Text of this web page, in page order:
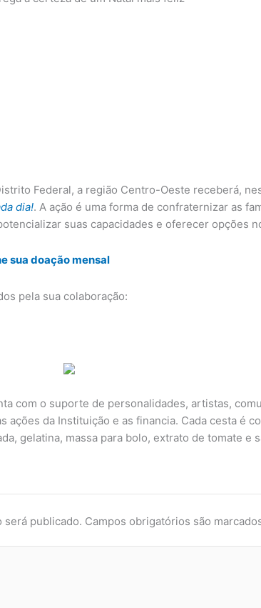
Federal, a região Centro-Oeste receberá,
dia!. A ação é uma forma de confraternizar as
suas capacidades e oferecer opções
sua doação mensal
pela sua colaboração:
com o suporte de personalidades, artistas,
ações da Instituição e as financia. Cada cesta é
gelatina, massa para bolo, extrato de tomate e
será publicado. Campos obrigatórios são